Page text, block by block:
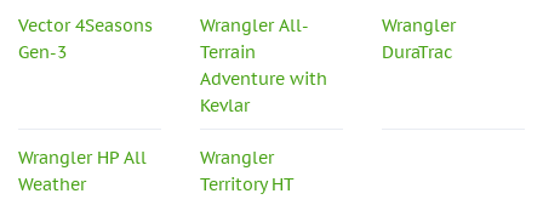
Vector 4Seasons
Gen-3
Wrangler All-
Terrain
Adventure with
Kevlar
Wrangler
DuraTrac
Wrangler HP All
Weather
Wrangler
Territory HT